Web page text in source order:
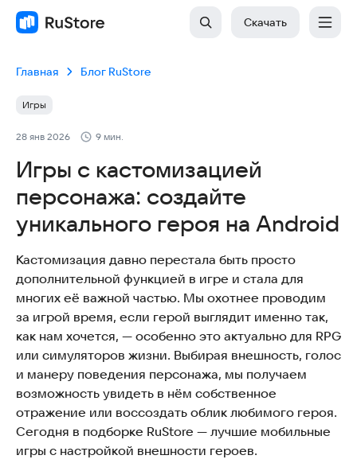
Скачать
Главная Блог RuStore
Игры
28 янв 2026 9 мин.
Игры с кастомизацией
персонажа: создайте
уникального героя на Android
Кастомизация давно перестала быть просто
дополнительной функцией в игре и стала для
многих её важной частью. Мы охотнее проводим
за игрой время, если герой выглядит именно так,
как нам хочется, — особенно это актуально для RPG
или симуляторов жизни. Выбирая внешность, голос
и манеру поведения персонажа, мы получаем
возможность увидеть в нём собственное
отражение или воссоздать облик любимого героя.
Сегодня в подборке RuStore — лучшие мобильные
игры с настройкой внешности героев.